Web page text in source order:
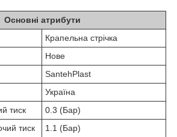
Основні атрибути
Крапельна стрічка
Нове
SantehPlast
Україна
тиск
0.3 (Бар)
тиск
1.1 (Бар)